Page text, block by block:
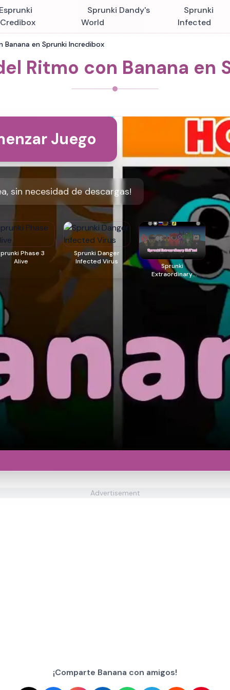
Sprunki Dandy's
World
Sprunki
Infected
en Sprunki Incredibox
Ritmo con Banana en
Juego
sin necesidad de descargas!
Phase 3
Alive
Sprunki Danger
Infected Virus
Sprunki
Extraordinary
Advertisement
¡Comparte Banana con amigos!